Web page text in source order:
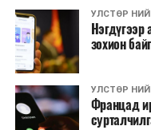
УЛСТӨР
Нэгдүгээр
зохион
УЛСТӨР
Францад